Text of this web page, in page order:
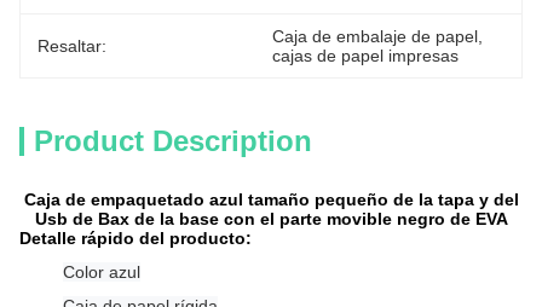
Resaltar: Caja de embalaje de papel
cajas de papel impresas
Product Description
Caja de empaquetado azul tamaño pequeño de la tapa y del
Usb de Bax de la base con el parte movible negro de EVA
Detalle rápido del producto:
Color azul